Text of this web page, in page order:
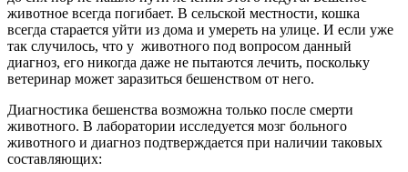
животное всегда погибает. В сельской местности, кошка
всегда старается уйти из дома и умереть на улице. И если уже
так случилось, что у животного под вопросом данный
диагноз, его никогда даже не пытаются лечить, поскольку
ветеринар может заразиться бешенством от него.
Диагностика бешенства возможна только после смерти
животного. В лаборатории исследуется мозг больного
животного и диагноз подтверждается при наличии таковых
составляющих: